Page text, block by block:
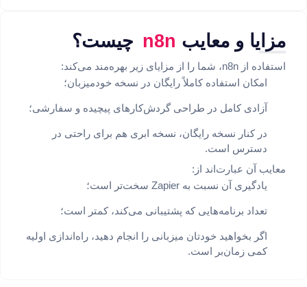
مزایا و معایب n8n چیست؟
استفاده از n8n، شما را از مزایای زیر بهره‌مند می‌کند:
امکان استفاده کاملاً رایگان در نسخه خودمیزبان؛
آزادی کامل در طراحی گردش‌کارهای پیچیده و سفارشی؛
در کنار نسخه رایگان، نسخه ابری هم برای راحتی در
دسترس است.
معایب آن عبارت‌اند از:
یادگیری آن نسبت به Zapier سخت‌تر است؛
تعداد برنامه‌هایی که پشتیبانی می‌کند، کمتر است؛
اگر بخواهید خودتان میزبانی را انجام دهید، راه‌اندازی اولیه
کمی زمان‌بر است.